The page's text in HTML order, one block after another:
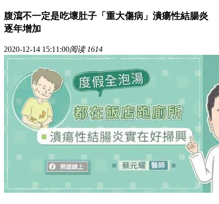
腹瀉不一定是吃壞肚子「重大傷病」潰瘍性結腸炎
逐年增加
2020-12-14 15:11:00阅读 1614